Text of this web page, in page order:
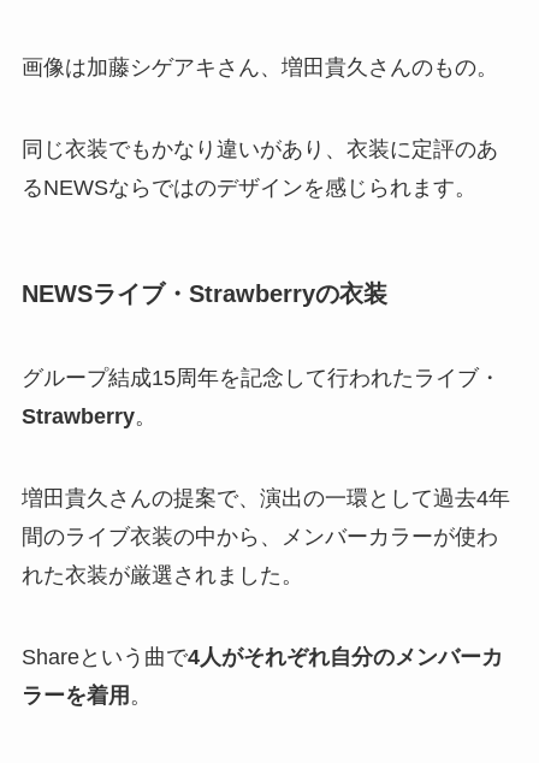
画像は加藤シゲアキさん、増田貴久さんのもの。
同じ衣装でもかなり違いがあり、衣装に定評のあ
るNEWSならではのデザインを感じられます。
NEWSライブ・Strawberryの衣装
グループ結成15周年を記念して行われたライブ・
Strawberry。
増田貴久さんの提案で、演出の一環として過去4年
間のライブ衣装の中から、メンバーカラーが使わ
れた衣装が厳選されました。
Shareという曲で4人がそれぞれ自分のメンバーカ
ラーを着用 。